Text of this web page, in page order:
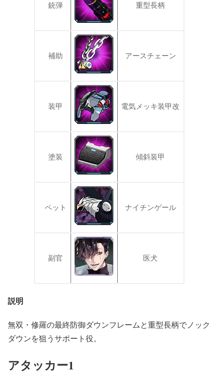
銃弾 重型長柄
補助 アースチェーン
装甲 電気メッキ装甲改
塗装 傾斜装甲
ペット ナイチンゲール
副官 医犬
説明
無双・修羅の最終防御ダウンフレームと重型長柄でノック
ダウンを狙うサポート役。
アタッカー1